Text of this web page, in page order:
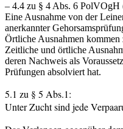
– 4.4 zu § 4 Abs. 6 PolVOgH
Eine Ausnahme von der
anerkannter
Örtliche Ausnahmen
Zeitliche und örtliche
deren Nachweis als
Prüfungen absolviert hat.
5.1 zu § 5 Abs.1:
Unter Zucht sind jede